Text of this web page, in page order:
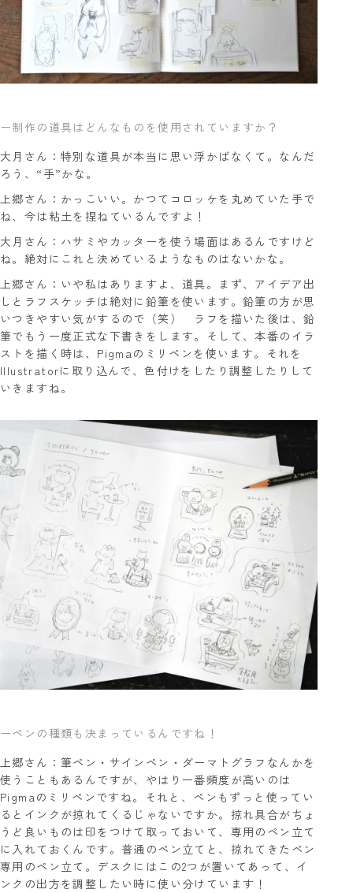
ー制作の道具はどんなものを使用されていますか？
大月さん：特別な道具が本当に思い浮かばなくて。なんだ
ろう、“手”かな。
上郷さん：かっこいい。かつてコロッケを丸めていた手で
ね、今は粘土を捏ねているんですよ！
大月さん：ハサミやカッターを使う場面はあるんですけど
ね。絶対にこれと決めているようなものはないかな。
上郷さん：いや私はありますよ、道具。まず、アイデア出
しとラフスケッチは絶対に鉛筆を使います。鉛筆の方が思
いつきやすい気がするので（笑） ラフを描いた後は、鉛
筆でもう一度正式な下書きをします。そして、本番のイラ
ストを描く時は、Pigmaのミリペンを使います。それを
Illustratorに取り込んで、色付けをしたり調整したりして
いきますね。
ーペンの種類も決まっているんですね！
上郷さん：筆ペン・サインペン・ダーマトグラフなんかを
使うこともあるんですが、やはり一番頻度が高いのは
Pigmaのミリペンですね。それと、ペンもずっと使ってい
るとインクが掠れてくるじゃないですか。掠れ具合がちょ
うど良いものは印をつけて取っておいて、専用のペン立て
に入れておくんです。普通のペン立てと、掠れてきたペン
専用のペン立て。デスクにはこの2つが置いてあって、イ
ンクの出方を調整したい時に使い分けています！